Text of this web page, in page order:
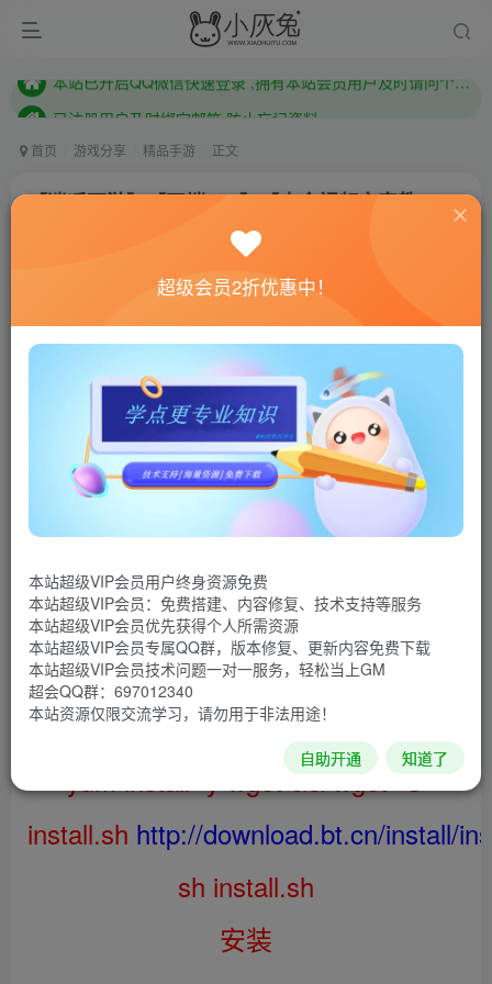
已注册用户及时绑定邮箱,防止忘记资料
已注册用户及时绑定邮箱,防止忘记资料
首页 游戏分享 精品手游 正文
【逍遥西游】【双端IOS】【内含视频文字教
1730 15
联网教程： 内附教程
单机教程： 内附教程
不懂的话联系客服！！！
后台工具下载链接：https://pan.baidu.com/s/1vG-
CEFeYlZ2u01m-h29DRQ
提取码：nwzx
使用说明
系统:Centos 7.*
配置2核 4G
——————————————————————————-
安装宝塔
yum install -y wget && wget -O
install.sh http://download.bt.cn/install/
sh install.sh
安装
超级会员2折优惠中！
本站超级VIP会员用户终身资源免费
本站超级VIP会员：免费搭建、内容修复、技术支持等服务
本站超级VIP会员优先获得个人所需资源
本站超级VIP会员专属QQ群，版本修复、更新内容免费下载
本站超级VIP会员技术问题一对一服务，轻松当上GM
超会QQ群：697012340
本站资源仅限交流学习，请勿用于非法用途！
自助开通 知道了